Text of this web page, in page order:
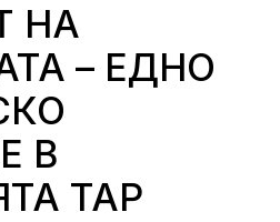
НА
– ЕДНО
В
ТАР